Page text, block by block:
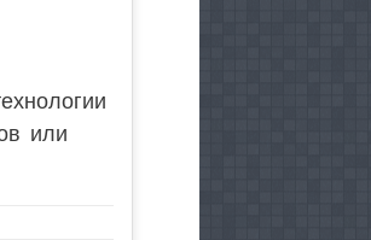
или